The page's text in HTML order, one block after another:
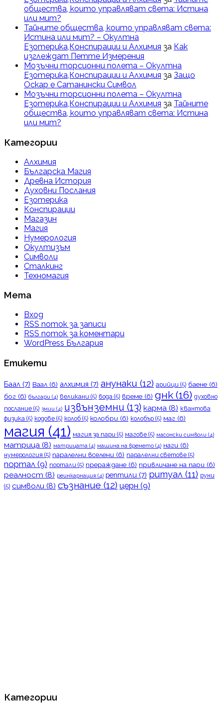
общества, които управляват света: Истина
или мит?
Тайните общества, които управляват света:
Истина или мит? – Окултна
Езотерика,Конспирации и Алхимия за Как
изглеждат Петте Измерения
Мозъчни торсионни полета – Окултна
Езотерика,Конспирации и Алхимия за Защо
Оскар е Сатанински Символ
Мозъчни торсионни полета – Окултна
Езотерика,Конспирации и Алхимия за Тайните
общества, които управляват света: Истина
или мит?
Категории
Алхимия
Българска Магия
Древна История
Духовни Послания
Езотерика
Конспирации
Магазин
Магия
Нумерология
Окултизъм
Символи
Сталкинг
Техномагия
Мета
Вход
RSS поток за записи
RSS поток за коментари
WordPress България
Етикети
Баал (7) Ваал (6) алхимия (7) анунаки (12) арийци (5) баене (6)
бог (6) българи (4) великани (5) вода (5) време (6) днк (16) духовно
послание (5) змии (4) извънземни (13) карма (8) квантова
физика (5) кодове (5) колоб (5) колобри (6) колобър (5) маг (6)
магия (41) магия за пари (5) магове (5) масонски символи (4)
матрица (8) матрицата (4) машина на времето (4) наги (6)
нумерология (5) паралелни вселени (6) паралелни светове (5)
портал (9) портали (5) прераждане (6) привличане на пари (6)
реалност (8) реинкарнация (4) рептили (7) ритуал (11) руни
(5) символи (8) съзнание (12) церн (9)
Категории